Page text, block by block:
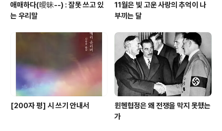
애매하다(曖昧--) : 잘못 쓰고 있
는 우리말
11월은 빛 고운 사랑의 추억이 나
부끼는 달
[200자 평] 시 쓰기 안내서
뮌헨협정은 왜 전쟁을 막지 못했는
가